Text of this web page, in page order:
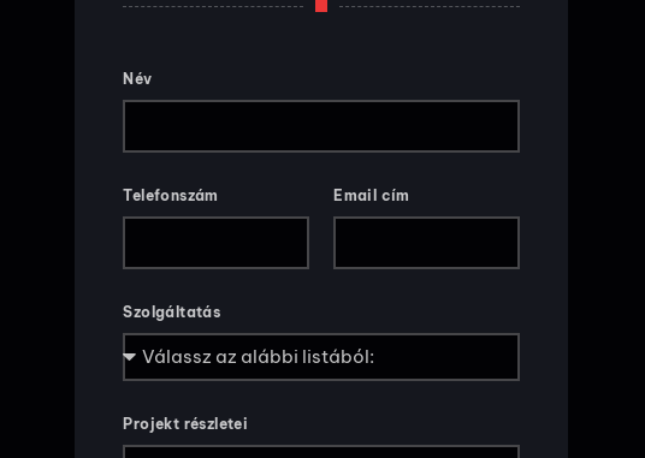
Név
Telefonszám Email cím
Szolgáltatás
Projekt részletei